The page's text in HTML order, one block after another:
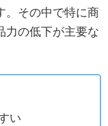
。その中で特に商
力の低下が主要な
い